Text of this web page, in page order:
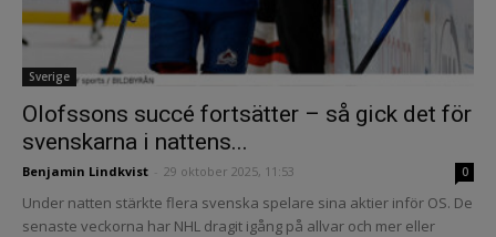
Sverige
Olofssons succé fortsätter – så gick det för
svenskarna i nattens...
Benjamin Lindkvist 29 oktober 2025, 11:53 0
Under natten stärkte flera svenska spelare sina aktier inför OS. De
senaste veckorna har NHL dragit igång på allvar och mer eller